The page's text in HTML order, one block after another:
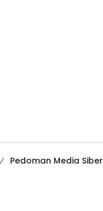
Pedoman Media Siber